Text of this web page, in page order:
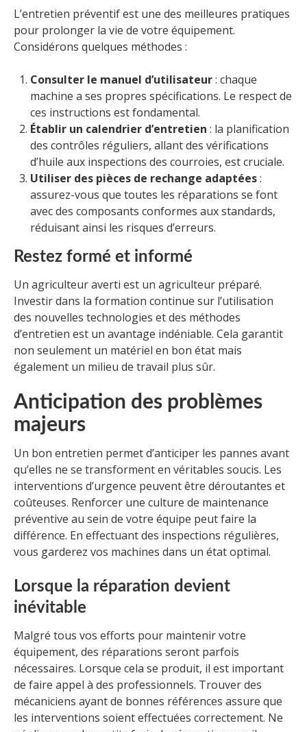
L’entretien préventif est une des meilleures pratiques
pour prolonger la vie de votre équipement.
Considérons quelques méthodes :
Consulter le manuel d’utilisateur: chaque
machine a ses propres spécifications. Le respect de
ces instructions est fondamental.
Établir un calendrier d’entretien : la planification
des contrôles réguliers, allant des vérifications
d’huile aux inspections des courroies, est cruciale.
Utiliser des pièces de rechange adaptées:
assurez-vous que toutes les réparations se font
avec des composants conformes aux standards,
réduisant ainsi les risques d’erreurs.
Restez formé et informé
Un agriculteur averti est un agriculteur préparé.
Investir dans la formation continue sur l’utilisation
des nouvelles technologies et des méthodes
d’entretien est un avantage indéniable. Cela garantit
non seulement un matériel en bon état mais
également un milieu de travail plus sûr.
Anticipation des problèmes
majeurs
Un bon entretien permet d’anticiper les pannes avant
qu’elles ne se transforment en véritables soucis. Les
interventions d’urgence peuvent être déroutantes et
coûteuses. Renforcer une culture de maintenance
préventive au sein de votre équipe peut faire la
différence. En effectuant des inspections régulières,
vous garderez vos machines dans un état optimal.
Lorsque la réparation devient
inévitable
Malgré tous vos efforts pour maintenir votre
équipement, des réparations seront parfois
nécessaires. Lorsque cela se produit, il est important
de faire appel à des professionnels. Trouver des
mécaniciens ayant de bonnes références assure que
les interventions soient effectuées correctement. Ne